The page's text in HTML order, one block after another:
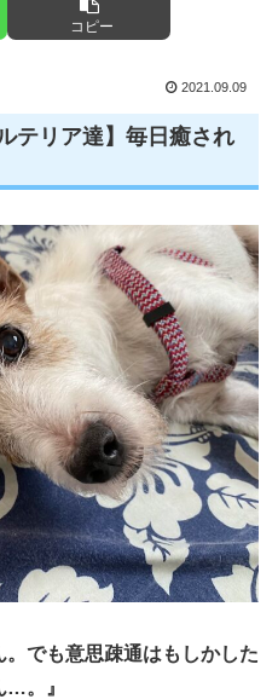
コピー
2021.09.09
テリア達】毎日癒され
。でも意思疎通はもしかした
…。』